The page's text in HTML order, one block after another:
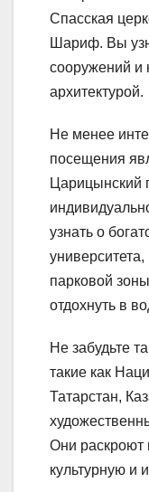
Спасская
Шариф. Вы
сооружений и
архитектурой.
Не менее
посещения
Царицынский
узнать о
парковой
отдохнуть в
Не забудьте
такие как
Татарстан,
Они раскроют
культурную и